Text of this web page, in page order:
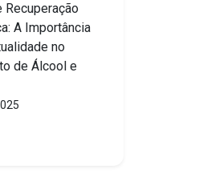
Recuperação
A Importância
no
de Álcool e